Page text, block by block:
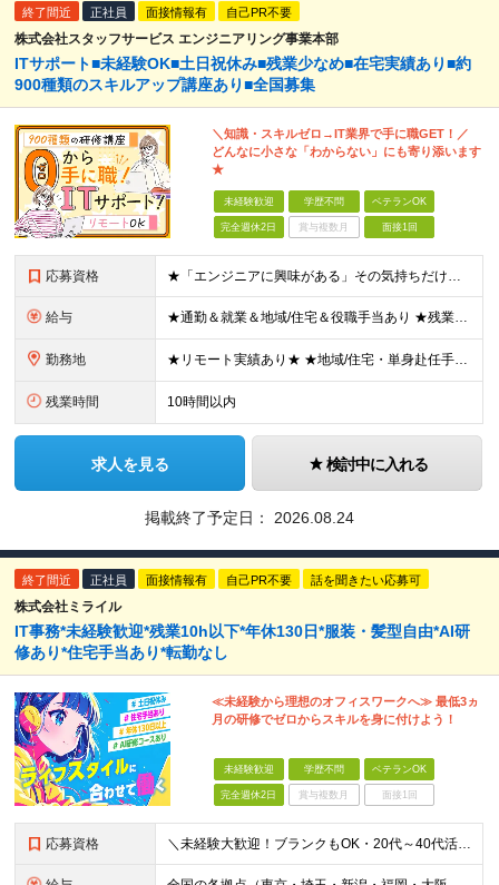
終了間近 正社員 面接情報有 自己PR不要
株式会社スタッフサービス エンジニアリング事業本部
ITサポート■未経験OK■土日祝休み■残業少なめ■在宅実績あり■約
900種類のスキルアップ講座あり■全国募集
＼知識・スキルゼロ→IT業界で手に職GET！／
どんなに小さな「わからない」にも寄り添います
★
未経験歓迎 学歴不問 ベテランOK
完全週休2日 賞与複数月 面接1回
応募資格 ★「エンジニアに興味がある」その気持ちだけでOK！ ■学歴不問 ■IT知識・実務経験は一切不問！未経験・第二新卒大歓迎 ★ITサポート・IT事務やエンジニアの経験をお持ちの方は優遇します！ 地方在住
給与 ★通勤＆就業＆地域/住宅＆役職手当あり ★残業代は全額支給 ★選べる給与制度あり！ ■東京・神奈川・千葉・埼玉勤務の場合 月給24.5万円～55万円＋諸手当 （残業代は全額支給） (20,000円の
勤務地 ★リモート実績あり★ ★地域/住宅・単身赴任手当などサポートも万全 ★転任費用や寮・社宅制度も完備しています ★勤務地については希望を考慮の上、決定します 『地元で働きたい』『新天地で挑戦したい』と
残業時間 10時間以内
求人を見る 検討中に入れる
掲載終了予定日： 2026.08.24
終了間近 正社員 面接情報有 自己PR不要 話を聞きたい応募可
株式会社ミライル
IT事務*未経験歓迎*残業10h以下*年休130日*服装・髪型自由*AI研
修あり*住宅手当あり*転勤なし
≪未経験から理想のオフィスワークへ≫ 最低3ヵ
月の研修でゼロからスキルを身に付けよう！
未経験歓迎 学歴不問 ベテランOK
完全週休2日 賞与複数月 面接1回
応募資格 ＼未経験大歓迎！ブランクもOK・20代～40代活躍中／ オフィスワーク初めての方もぜひご応募ください◎ ◆学歴不問 ◆未経験OK ◆既卒・第二新卒OK ～このような方にぴったりです～ ・安心の研修